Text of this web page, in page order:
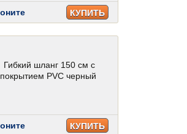
КУПИТЬ
Гибкий шланг 150 см с
покрытием PVC черный
КУПИТЬ